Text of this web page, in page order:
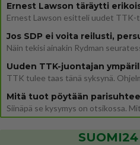
Mitä tuot pöytään